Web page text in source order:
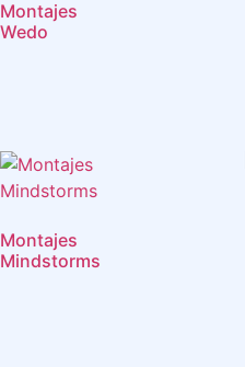
Montajes
Wedo
Montajes
Mindstorms